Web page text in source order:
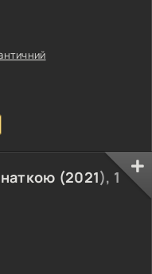
атмосфері та смачній
із власників
Пек Ин Ґю, чия
у вічі. Не довго
(2021), 1